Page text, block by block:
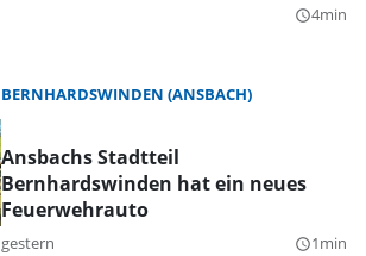
query_builder4min
BERNHARDSWINDEN (ANSBACH)
Ansbachs Stadtteil
Bernhardswinden hat ein neues
Feuerwehrauto
gestern query_builder1min